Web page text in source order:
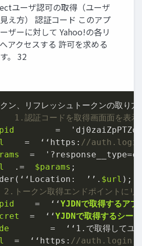
ユーザ認可の取得（ユーザ
え方） 認証コード このアプ
ザーに対して Yahoo!の各リ
アクセスする 許可を求める
。 32
ン、
1.認証コードを取得画⾯面を表⽰
=
= ʻ‘https: //
= ' ? response_̲type=
.= $params ;
ʼ’. $url );
トークン取得エンドポイントにリ
= ʻ‘YJDNで取得するア
= ʻ‘YJDNで取得するシー
= ʻ‘ 1
= ʻ‘https: //